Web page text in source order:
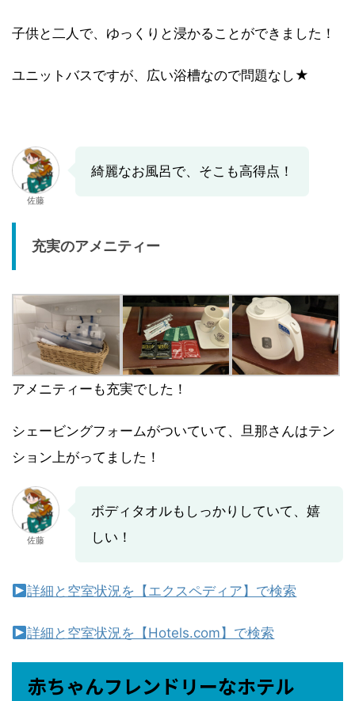
子供と二人で、ゆっくりと浸かることができました！
ユニットバスですが、広い浴槽なので問題なし★
佐藤
綺麗なお風呂で、そこも高得点！
充実のアメニティー
アメニティーも充実でした！
シェービングフォームがついていて、旦那さんはテン
ション上がってました！
佐藤
ボディタオルもしっかりしていて、嬉
しい！
詳細と空室状況を【エクスペディア】で検索
詳細と空室状況を【Hotels.com】で検索
赤ちゃんフレンドリーなホテル